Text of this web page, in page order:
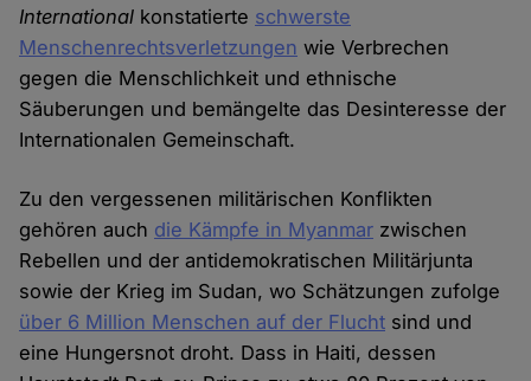
International konstatierte schwerste
Menschenrechtsverletzungen wie Verbrechen
gegen die Menschlichkeit und ethnische
Säuberungen und bemängelte das Desinteresse der
Internationalen Gemeinschaft.
Zu den vergessenen militärischen Konflikten
gehören auch die Kämpfe in Myanmar zwischen
Rebellen und der antidemokratischen Militärjunta
sowie der Krieg im Sudan, wo Schätzungen zufolge
über 6 Million Menschen auf der Flucht sind und
eine Hungersnot droht. Dass in Haiti, dessen